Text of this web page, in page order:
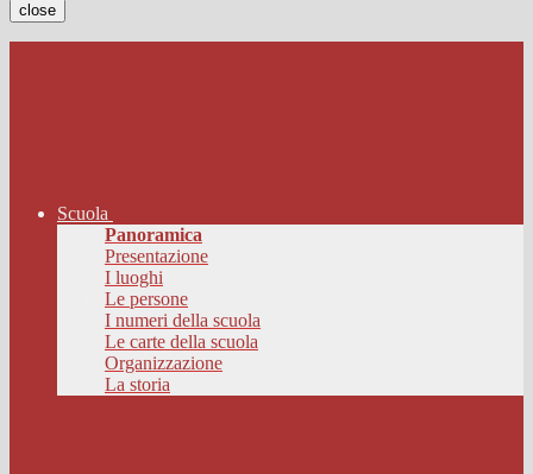
close
Scuola
Panoramica
Presentazione
I luoghi
Le persone
I numeri della scuola
Le carte della scuola
Organizzazione
La storia